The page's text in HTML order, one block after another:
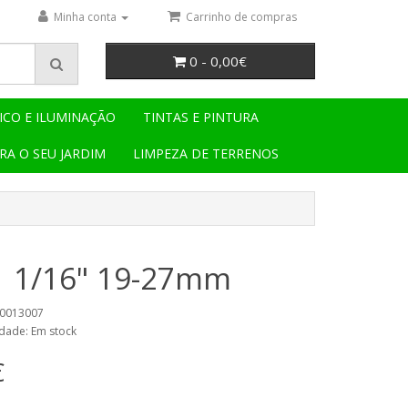
Minha conta Carrinho de compras
0 - 0,00€
E ILUMINAÇÃO TINTAS E PINTURA
O SEU JARDIM LIMPEZA DE TERRENOS
1/16" 19-27mm
Em stock